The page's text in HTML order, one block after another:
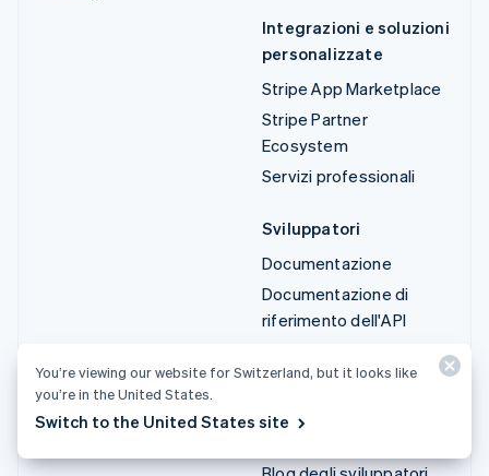
Integrazioni e soluzioni
personalizzate
Stripe App Marketplace
Stripe Partner
Ecosystem
Servizi professionali
Sviluppatori
Documentazione
Documentazione di
riferimento dell'API
Log delle modifiche API
Librerie e SDK
You’re viewing our website for Switzerland, but it looks like
you’re in the United States.
Switch to the United States site